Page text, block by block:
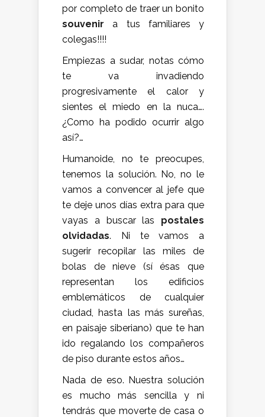
por completo de traer un bonito
souvenir a tus familiares y
colegas!!!!
Empiezas a sudar, notas cómo
te va invadiendo
progresivamente el calor y
sientes el miedo en la nuca….
¿Como ha podido ocurrir algo
así?…
Humanoide, no te preocupes,
tenemos la solución. No, no le
vamos a convencer al jefe que
te deje unos días extra para que
vayas a buscar las postales
olvidadas. Ni te vamos a
sugerir recopilar las miles de
bolas de nieve (sí ésas que
representan los edificios
emblemáticos de cualquier
ciudad, hasta las más sureñas,
en paisaje siberiano) que te han
ido regalando los compañeros
de piso durante estos años…
Nada de eso. Nuestra solución
es mucho más sencilla y ni
tendrás que moverte de casa o